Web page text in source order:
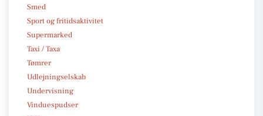
Smed
Sport og fritidsaktivitet
Supermarked
Taxi / Taxa
Tømrer
Udlejningselskab
Undervisning
Vinduespudser